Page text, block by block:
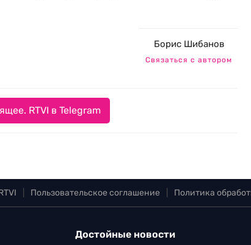
Борис Шибанов
Связаться с автором
RTVI в Telegram
Пользовательское соглашение Политика
Достойные новости